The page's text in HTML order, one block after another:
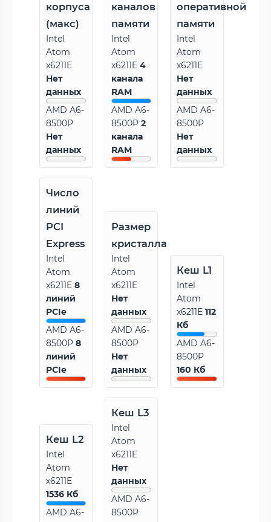
корпуса
(макс)
Intel
Atom
x6211E
Нет
данных
AMD A6-
8500P
Нет
данных
каналов
памяти
Intel
Atom
x6211E4
канала
RAM
AMD A6-
8500P2
канала
RAM
оперативной
памяти
Intel
Atom
x6211E
Нет
данных
AMD A6-
8500P
Нет
данных
Число
линий
PCI
Express
Intel
Atom
x6211E 8
линий
PCIe
AMD A6-
8500P 8
линий
PCIe
Размер
кристалла
Intel
Atom
x6211E
Нет
данных
AMD A6-
8500P
Нет
данных
Кеш L1
Intel
Atom
x6211E112
Кб
AMD A6-
8500P
160 Кб
Кеш L2
Intel
Atom
x6211E
1536 Кб
AMD A6-
Кеш L3
Intel
Atom
x6211E
Нет
данных
AMD A6-
8500P